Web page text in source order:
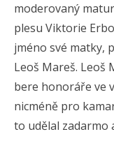
moderovaný
plesu Viktorie
jméno své matky,
Leoš Mareš. Leoš
bere honoráře ve
nicméně pro
to udělal zadarmo